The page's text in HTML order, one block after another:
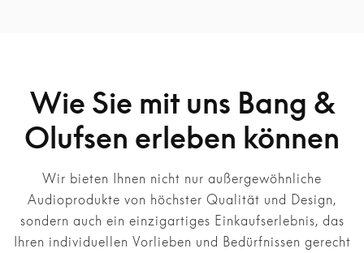
Wie Sie mit uns Bang &
Olufsen erleben können
Wir bieten Ihnen nicht nur außergewöhnliche
Audioprodukte von höchster Qualität und Design,
sondern auch ein einzigartiges Einkaufserlebnis, das
Ihren individuellen Vorlieben und Bedürfnissen gerecht